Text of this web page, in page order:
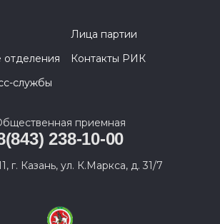
Лица партии
отделения
Контакты РИК
службы
приемная
238-10-00
г. Казань, ул. К.Маркса, д. 31/7